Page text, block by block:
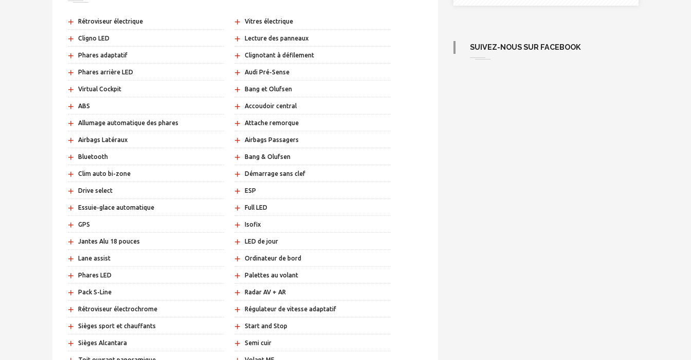
+ Rétroviseur électrique + Vitres électrique
+ Cligno LED + Lecture des panneaux
+ Phares adaptatif + Clignotant à défilement
+ Phares arrière LED + Audi Pré-Sense
+ Virtual Cockpit + Bang et Olufsen
+ ABS + Accoudoir central
+ Allumage automatique des phares + Attache remorque
+ Airbags Latéraux + Airbags Passagers
+ Bluetooth + Bang & Olufsen
+ Clim auto bi-zone + Démarrage sans clef
+ Drive select + ESP
+ Essuie-glace automatique + Full LED
+ GPS + Isofix
+ Jantes Alu 18 pouces + LED de jour
+ Lane assist + Ordinateur de bord
+ Phares LED + Palettes au volant
+ Pack S-Line + Radar AV + AR
+ Rétroviseur électrochrome + Régulateur de vitesse adaptatif
+ Sièges sport et chauffants + Start and Stop
+ Sièges Alcantara + Semi cuir
SUIVEZ-NOUS SUR FACEBOOK